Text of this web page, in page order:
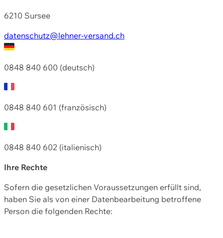
6210 Sursee
datenschutz@lehner-versand.ch
0848 840 600 (deutsch)
0848 840 601 (französisch)
0848 840 602 (italienisch)
Ihre Rechte
Sofern die gesetzlichen Voraussetzungen erfüllt sind,
haben Sie als von einer Datenbearbeitung betroffene
Person die folgenden Rechte: